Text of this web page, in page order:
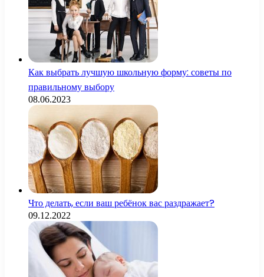
Как выбрать лучшую школьную форму: советы по
правильному выбору
08.06.2023
Что делать, если ваш ребёнок вас раздражает?
09.12.2022